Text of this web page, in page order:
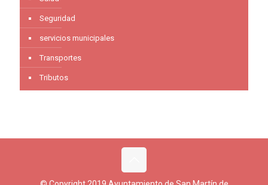
Seguridad
servicios municipales
Transportes
Tributos